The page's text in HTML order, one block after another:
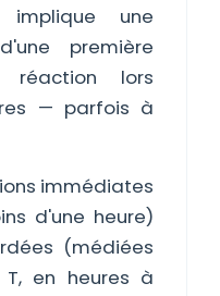
implique une
première
réaction lors
— parfois à
immédiates
d'une heure)
(médiées
en heures à